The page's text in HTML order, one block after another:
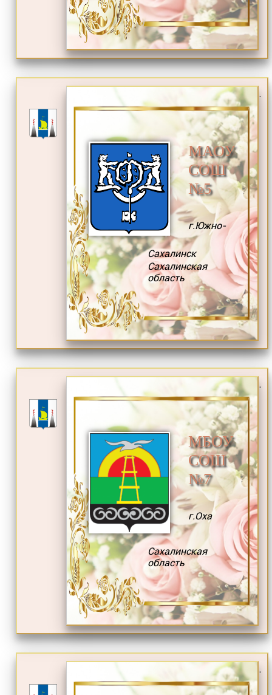
.
МАОУ
СОШ
№5
г.Южно-
Сахалинск
Сахалинская
область
.
МБОУ
СОШ
№7
г.Оха
Сахалинская
область
.